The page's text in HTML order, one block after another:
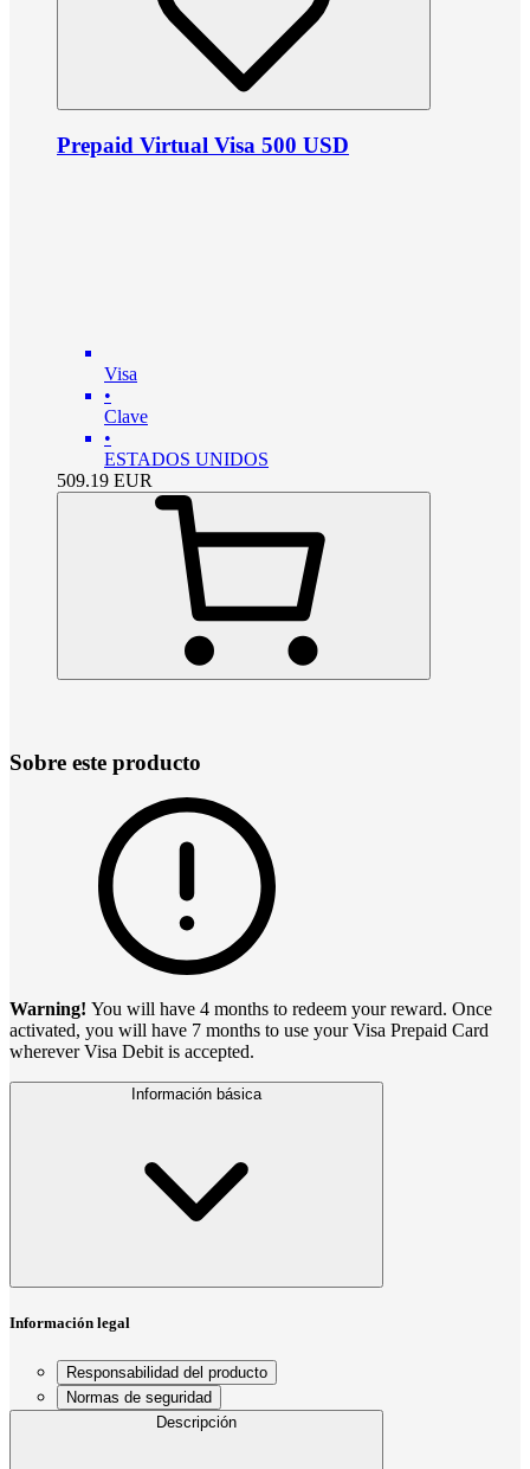
Prepaid Virtual Visa 500 USD
Visa
•
Clave
•
ESTADOS UNIDOS
509.19 EUR
Sobre este producto
Warning! You will have 4 months to redeem your reward. Once
activated, you will have 7 months to use your Visa Prepaid Card
wherever Visa Debit is accepted.
Información básica
Información legal
Responsabilidad del producto
Normas de seguridad
Descripción